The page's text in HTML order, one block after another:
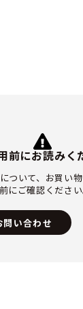
前にお読みく
ついて、お買い
にご確認ください
問い合わせ